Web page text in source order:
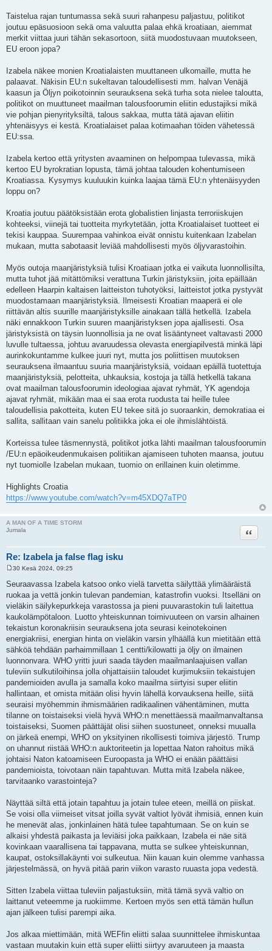
Taistelua rajan tuntumassa sekä suuri rahanpesu paljastuu, politikot
joutuu epäsuosioon sekä oma valuutta palaa ehkä kroatiaan, aiemmat
merkit viittaa juuri tähän sekasortoon, siitä muodostuvaan muutokseen,
EU eroon jopa?
Izabela näkee monien Kroatialaisten muuttaneen ulkomaille, mutta he
palaavat. Näkisin EU:n sukeltavan taloudellisesti mm. halvan Venäjä
kaasun ja Öljyn poikotoinnin seurauksena sekä turha sota nielee taloutta,
politikot on muuttuneet maailman talousfoorumin eliitin edustajiksi mikä
vie pohjan pienyrityksiltä, talous sakkaa, mutta tätä ajavan eliitin
yhtenäisyys ei kestä. Kroatialaiset palaa kotimaahan töiden vähetessä
EU:ssa.
Izabela kertoo että yritysten avaaminen on helpompaa tulevassa, mikä
kertoo EU byrokratian lopusta, tämä johtaa talouden kohentumiseen
Kroatiassa. Kysymys kuuluukin kuinka laajaa tämä EU:n yhtenäisyyden
loppu on?
Kroatia joutuu päätöksistään erota globalistien linjasta terroriiskujen
kohteeksi, viinejä tai tuotteita myrkytetään, jotta Kroatialaiset tuotteet ei
tekisi kauppaa. Suurempaa vahinkoa eivät onnistu kuitenkaan Izabelan
mukaan, mutta sabotaasit leviää mahdollisesti myös öljyvarastoihin.
Myös outoja maanjäristyksiä tulisi Kroatiaan jotka ei vaikuta luonnollisilta,
mutta tuhot jää mitättömiksi verattuna Turkin järistyksiin, joita epäillään
edelleen Haarpin kaltaisen laitteiston tuhotyöksi, laitteistot jotka pystyvät
muodostamaan maanjäristyksiä. Ilmeisesti Kroatian maaperä ei ole
riittävän altis suurille maanjäristyksille ainakaan tällä hetkellä. Izabela
näki ennakkoon Turkin suuren maanjäristyksen jopa ajallisesti. Osa
järistyksistä on täysin luonnollisia ja ne ovat lisääntyneet valtavasti 2000
luvulle tultaessa, johtuu avaruudessa olevasta energiapilvestä minkä läpi
aurinkokuntamme kulkee juuri nyt, mutta jos poliittisen muutoksen
seurauksena ilmaantuu suuria maanjäristyksiä, voidaan epäillä tuotettuja
maanjäristyksiä, pelotteita, uhkauksia, kostoja ja tällä hetkellä takana
ovat maailman talousfoorumin ideologiaa ajavat ryhmät, YK agendoja
ajavat ryhmät, mikään maa ei saa erota ruodusta tai heille tulee
taloudellisia pakotteita, kuten EU tekee sitä jo suoraankin, demokratiaa ei
sallita, sallitaan vain sanelu politiikka joka ei ole ihmislähtöistä.
Korteissa tulee täsmennystä, politikot jotka lähti maailman talousfoorumin
/EU:n epäoikeudenmukaisen politiikan ajamiseen tuhoten maansa, joutuu
nyt tuomiolle Izabelan mukaan, tuomio on erillainen kuin oletimme.
Highlights Croatia
https://www.youtube.com/watch?v=m45XDQ7aTP0
A MAN OF A TIME STORM
Jumala
Re: Izabela ja false flag isku
Lainaa
e
s
i
30 Kesä 2024, 09:25
Seuraavassa Izabela katsoo onko vielä tarvetta säilyttää ylimääräistä
ruokaa ja vettä jonkin tulevan pandemian, katastrofin vuoksi. Itselläni on
vieläkin säilykepurkkeja varastossa ja pieni puuvarastokin tuli laitettua
kaukolämpötaloon. Luotto yhteiskunnan toimivuuteen on varsin alhainen
tekaistun koronakriisin seurauksena jota seurasi keinotekoinen
energiakriisi, energian hinta on vieläkin varsin ylhäällä kun mietitään että
sähköä tehdään parhaimmillaan 1 centti/kilowatti ja öljy on ilmainen
luonnonvara. WHO yritti juuri saada täyden maailmanlaajuisen vallan
tuleviin sulkutiloihinsa jolla ohjattaisiin taloudet kurjimuksiin tekaistujen
pandemioiden avulla ja samalla koko maailma siirtyisi super eliitin
hallintaan, et omista mitään olisi hyvin lähellä korvauksena heille, siitä
seuraisi myöhemmin ihmismäärien radikaalinen vähentäminen, mutta
tilanne on toistaiseksi vielä hyvä WHO:n menettäessä maailmanvaltansa
toistaiseksi, Suomen päättäjät olisi siihen suostuneet, onneksi muualla
on järkeä enempi, WHO on yksityinen rikollisesti toimiva järjestö. Trump
on uhannut riistää WHO:n auktoriteetin ja lopettaa Naton rahoitus mikä
johtaisi Naton katoamiseen Euroopasta ja WHO ei enään päättäisi
pandemioista, toivotaan näin tapahtuvan. Mutta mitä Izabela näkee,
tarvitaanko varastointeja?
Näyttää siltä että jotain tapahtuu ja jotain tulee eteen, meillä on piiskat.
Se voisi olla viimeiset vitsat joilla syvät valtiot lyövät ihmisiä, ennen kuin
he menevät alas, jonkinlainen hätä tulee tapahtumaan. Se on kuin se
alkaisi yhdestä paikasta ja leviäisi joka paikkaan, Izabela ei näe sitä
kovinkaan vaarallisena tai tappavana, mutta se sulkee yhteiskunnan,
kaupat, ostoksillakäynti voi sulkeutua. Niin kauan kuin olemme vanhassa
järjestelmässä, on hyvä pitää parin viikon varasto ruuasta jopa vedestä.
Sitten Izabela viittaa tuleviin paljastuksiin, mitä tämä syvä valtio on
laittanut veteemme ja ruokiimme. Kertoen myös sen että tämän hullun
ajan jälkeen tulisi parempi aika.
Jos alkaa miettimään, mitä WEFfin eliitti salaa suunnittelee ihmiskuntaa
vastaan muutakin kuin että super eliitti siirtyy avaruuteen ja maasta